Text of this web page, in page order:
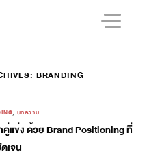
BRANDING
, บทความ
แข่ง ด้วย Brand Positioning ที่
เจน